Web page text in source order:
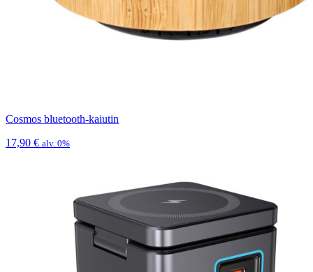
Cosmos bluetooth-kaiutin
17,90 € alv. 0%